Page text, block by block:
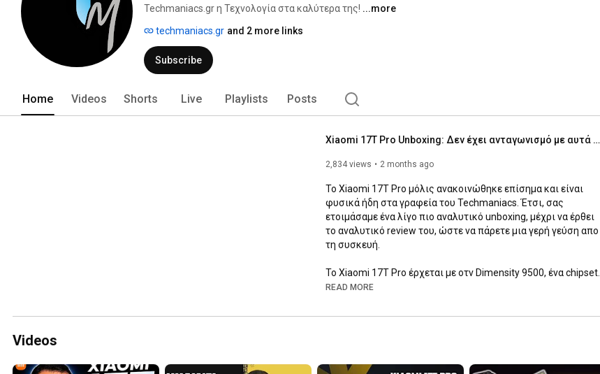
Techmaniacs.gr η Τεχνολογία στα καλύτερα της! ...more
techmaniacs.gr and 2 more links
Subscribe
Home Videos Shorts Live Playlists Posts
Xiaomi 17T Pro Unboxing: Δεν έχει ανταγωνισμό με αυτά τα χαρακτηριστικά
2,834 views 2 months ago
To Xiaomi 17T Pro μόλις ανακοινώθηκε επίσημα και είναι
φυσικά ήδη στα γραφεία του Techmaniacs. Έτσι, σας
ετοιμάσαμε ένα λίγο πιο αναλυτικό unboxing, μέχρι να έρθει
το αναλυτικό review του, ώστε να πάρετε μια γερή γεύση απο
τη συσκευή.
Το Xiaomi 17T Pro έρχεται με οτν Dimensity 9500, ένα chipset
ναυαρχίδας και μια εκπληκτική AMOLED οθόνη 6.83 ιντσών,
READ MORE
Videos